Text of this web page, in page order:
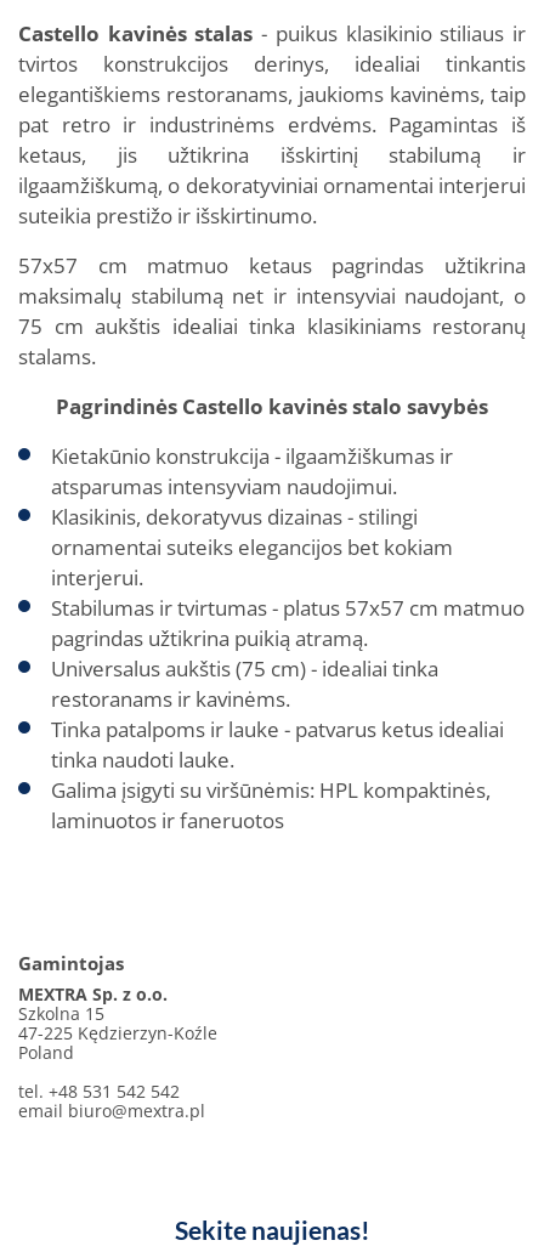
Castello kavinės stalas - puikus klasikinio stiliaus ir
tvirtos konstrukcijos derinys, idealiai tinkantis
elegantiškiems restoranams, jaukioms kavinėms, taip
pat retro ir industrinėms erdvėms. Pagamintas iš
ketaus, jis užtikrina išskirtinį stabilumą ir
ilgaamžiškumą, o dekoratyviniai ornamentai interjerui
suteikia prestižo ir išskirtinumo.
57x57 cm matmuo ketaus pagrindas užtikrina
maksimalų stabilumą net ir intensyviai naudojant, o
75 cm aukštis idealiai tinka klasikiniams restoranų
stalams.
Pagrindinės Castello kavinės stalo savybės
Kietakūnio konstrukcija - ilgaamžiškumas ir
atsparumas intensyviam naudojimui.
Klasikinis, dekoratyvus dizainas - stilingi
ornamentai suteiks elegancijos bet kokiam
interjerui.
Stabilumas ir tvirtumas - platus 57x57 cm matmuo
pagrindas užtikrina puikią atramą.
Universalus aukštis (75 cm) - idealiai tinka
restoranams ir kavinėms.
Tinka patalpoms ir lauke - patvarus ketus idealiai
tinka naudoti lauke.
Galima įsigyti su viršūnėmis: HPL kompaktinės,
laminuotos ir faneruotos
Gamintojas
MEXTRA Sp. z o.o.
Szkolna 15
47-225 Kędzierzyn-Koźle
Poland
tel. +48 531 542 542
email biuro@mextra.pl
Sekite naujienas!